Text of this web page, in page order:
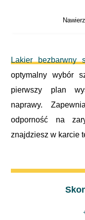
Lakier bezbarwny
optymalny wybór
pierwszy plan
naprawy.
odporność na
znajdziesz w karcie